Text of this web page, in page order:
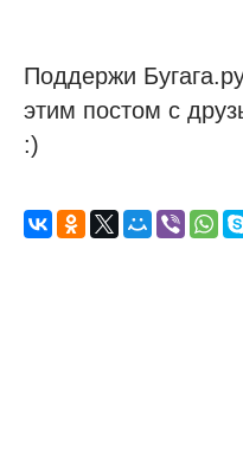
Поддержи
этим постом с
:)